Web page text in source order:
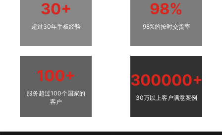
30+
超过30年手板经验
98%
98%的按时交货率
100+
服务超过100个国家的
客户
300000+
30万以上客户满意案例